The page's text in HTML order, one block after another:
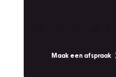
Maak een afspraak